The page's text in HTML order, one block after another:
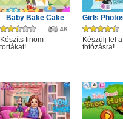
Baby Bake Cake
4K
Készíts finom
tortákat!
Készülj fel a
fotózásra!